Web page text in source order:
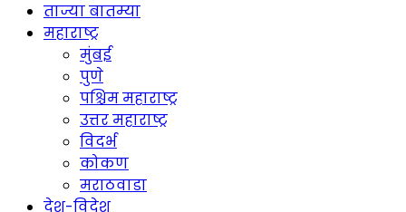
ताज्या बातम्या
महाराष्ट्र
मुंबई
पुणे
पश्चिम महाराष्ट्र
उत्तर महाराष्ट्र
विदर्भ
कोकण
मराठवाडा
देश-विदेश